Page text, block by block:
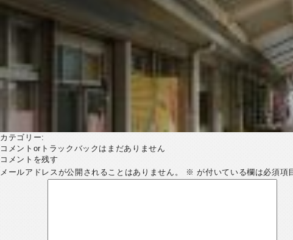
カテゴリー:
コメントorトラックバックはまだありません
コメントを残す
メールアドレスが公開されることはありません。
※ が付いている欄は必須項